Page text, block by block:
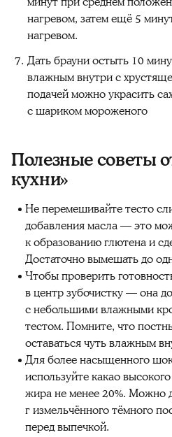
нагревом, затем ещё 5
нагревом.
Дать брауни остыть 10
влажным внутри с
подачей можно украсить
с шариком мороженого
Полезные советы
кухни»‎
Не перемешивайте тесто
добавления масла — это
к образованию глютена и
Достаточно вымешать до
Чтобы проверить
в центр зубочистку — она
с небольшими влажными
тестом. Помните, что
оставаться чуть влажным
Для более насыщенного
используйте какао
жира не менее 20%. Можно
г измельчённого тёмного
перед выпечкой.